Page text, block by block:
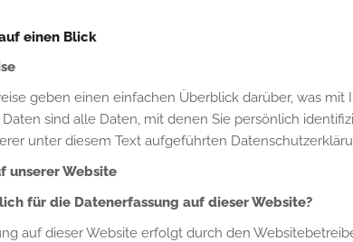
einen Blick
geben einen einfachen Überblick darüber, was
sind alle Daten, mit denen Sie persönlich
unter diesem Text aufgeführten
unserer Website
für die Datenerfassung auf dieser Website?
auf dieser Website erfolgt durch den